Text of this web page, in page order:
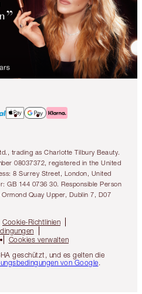
trading as Charlotte Tilbury Beauty.
08037372, registered in the United
8 Surrey Street, London, United
GB 144 0736 30. Responsible Person
Quay Upper, Dublin 7, D07
Cookie-Richtlinien
Cookies verwalten
geschützt, und es gelten die
von Google.